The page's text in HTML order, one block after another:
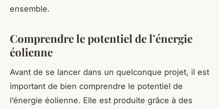
ensemble.
Comprendre le potentiel de l’énergie
éolienne
Avant de se lancer dans un quelconque projet, il est
important de bien comprendre le potentiel de
l’énergie éolienne. Elle est produite grâce à des